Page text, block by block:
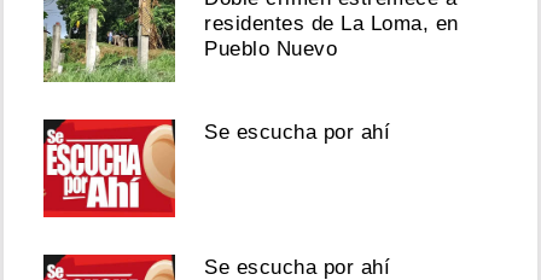
residentes de La Loma, en
Pueblo Nuevo
Se escucha por ahí
Se escucha por ahí